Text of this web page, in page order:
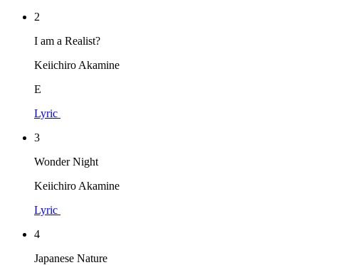
2
I am a Realist?
Keiichiro Akamine
E
Lyric
3
Wonder Night
Keiichiro Akamine
Lyric
4
Japanese Nature